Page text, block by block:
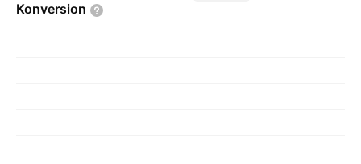
Konversion